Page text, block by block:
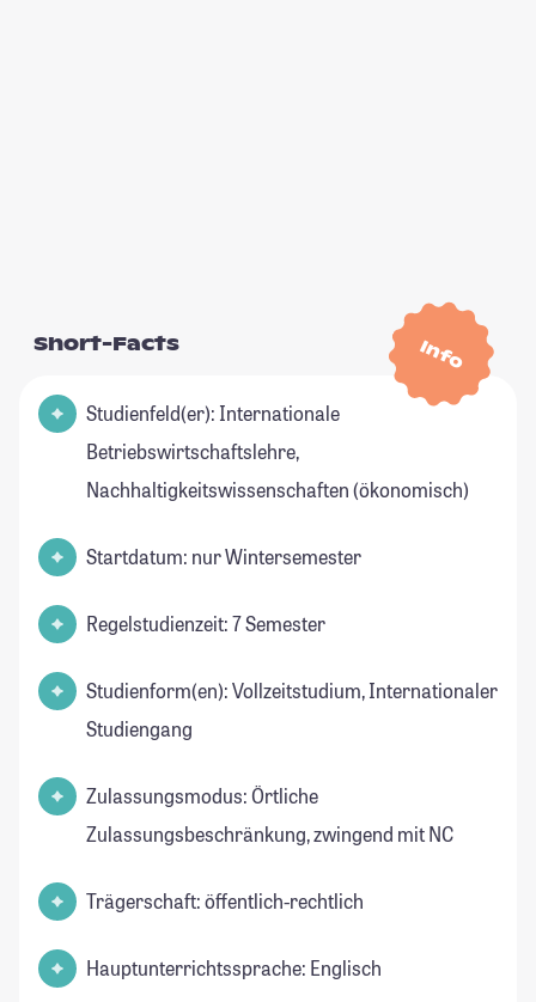
Info
Short-Facts
Studienfeld(er): Internationale
Betriebswirtschaftslehre,
Nachhaltigkeitswissenschaften (ökonomisch)
Startdatum: nur Wintersemester
Regelstudienzeit: 7 Semester
Studienform(en): Vollzeitstudium, Internationaler
Studiengang
Zulassungsmodus: Örtliche
Zulassungsbeschränkung, zwingend mit NC
Trägerschaft: öffentlich-rechtlich
Hauptunterrichtssprache: Englisch